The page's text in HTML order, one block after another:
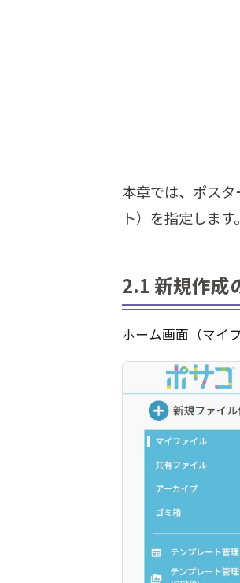
本章では、ポス
ト）を指定します。
2.1 新規作成
ホーム画面（マイ